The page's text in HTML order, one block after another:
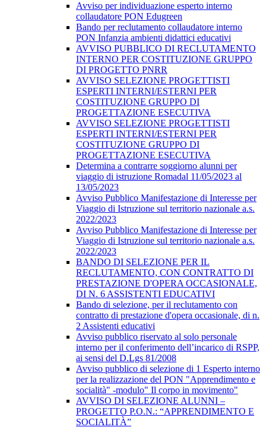
Avviso per individuazione esperto interno
collaudatore PON Edugreen
Bando per reclutamento collaudatore interno
PON Infanzia ambienti didattici educativi
AVVISO PUBBLICO DI RECLUTAMENTO
INTERNO PER COSTITUZIONE GRUPPO
DI PROGETTO PNRR
AVVISO SELEZIONE PROGETTISTI
ESPERTI INTERNI/ESTERNI PER
COSTITUZIONE GRUPPO DI
PROGETTAZIONE ESECUTIVA
AVVISO SELEZIONE PROGETTISTI
ESPERTI INTERNI/ESTERNI PER
COSTITUZIONE GRUPPO DI
PROGETTAZIONE ESECUTIVA
Determina a contrarre soggiorno alunni per
viaggio di istruzione Romadal 11/05/2023 al
13/05/2023
Avviso Pubblico Manifestazione di Interesse per
Viaggio di Istruzione sul territorio nazionale a.s.
2022/2023
Avviso Pubblico Manifestazione di Interesse per
Viaggio di Istruzione sul territorio nazionale a.s.
2022/2023
BANDO DI SELEZIONE PER IL
RECLUTAMENTO, CON CONTRATTO DI
PRESTAZIONE D'OPERA OCCASIONALE,
DI N. 6 ASSISTENTI EDUCATIVI
Bando di selezione, per il reclutamento con
contratto di prestazione d'opera occasionale, di n.
2 Assistenti educativi
Avviso pubblico riservato al solo personale
interno per il conferimento dell’incarico di RSPP,
ai sensi del D.Lgs 81/2008
Avviso pubblico di selezione di 1 Esperto interno
per la realizzazione del PON "Apprendimento e
socialità" -modulo" Il corpo in movimento"
AVVISO DI SELEZIONE ALUNNI –
PROGETTO P.O.N.: “APPRENDIMENTO E
SOCIALITÀ”